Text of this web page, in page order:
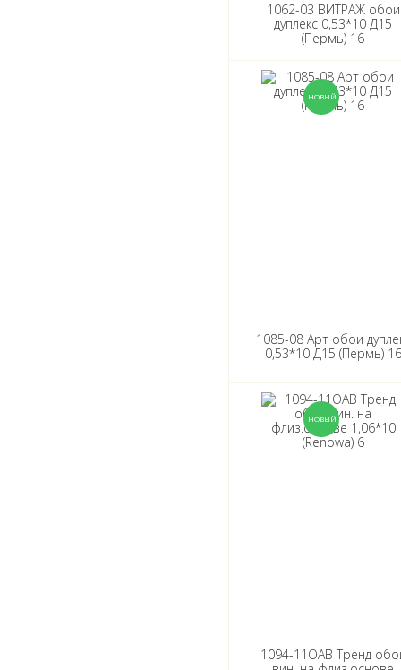
1062-03 ВИТРАЖ обои
дуплекс 0,53*10 Д15
(Пермь) 16
1085-08 Арт обои
0,53*10 Д15 (Пермь) 16
1094-11ОАВ Тренд